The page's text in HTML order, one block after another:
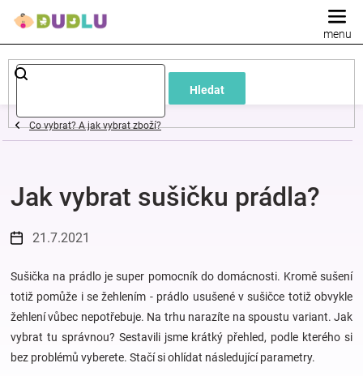
Hledat
Dětské
a
oblečení
Pokojíček
a
kojenecká
výbava
Co vybrat? A jak vybrat zboží?
Jak vybrat sušičku prádla?
21.7.2021
Sušička na prádlo je super pomocník do domácnosti. Kromě sušení
totiž pomůže i se žehlením - prádlo usušené v sušičce totiž obvykle
žehlení vůbec nepotřebuje. Na trhu narazíte na spoustu variant. Jak
vybrat tu správnou? Sestavili jsme krátký přehled, podle kterého si
bez problémů vyberete. Stačí si ohlídat následující parametry.